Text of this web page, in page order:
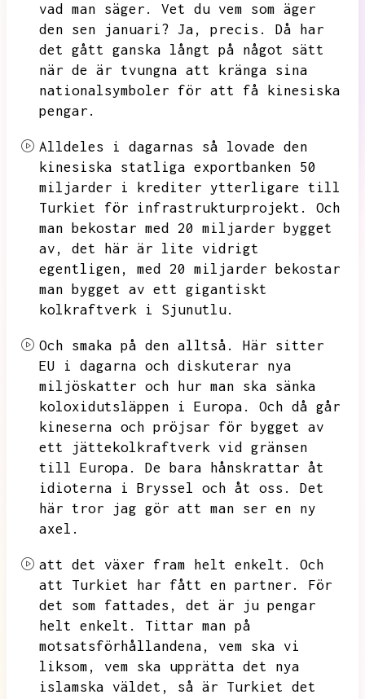
vad man säger.
Vet du vem som äger
den sen januari? Ja, precis.
Då har
det gått ganska långt på något sätt
när de är tvungna att kränga sina
nationalsymboler för att få kinesiska
pengar.
Alldeles i dagarnas så lovade den
kinesiska statliga exportbanken 50
miljarder i krediter ytterligare till
Turkiet för infrastrukturprojekt.
Och
man bekostar med 20 miljarder bygget
av,
det här är lite vidrigt
egentligen,
med 20 miljarder bekostar
man bygget av ett gigantiskt
kolkraftverk i Sjunutlu.
Och smaka på den alltså.
Här sitter
EU i dagarna och diskuterar nya
miljöskatter och hur man ska sänka
koloxidutsläppen i Europa.
Och då går
kineserna och pröjsar för bygget av
ett jättekolkraftverk vid gränsen
till Europa.
De bara hånskrattar åt
idioterna i Bryssel och åt oss.
Det
här tror jag gör att man ser en ny
axel.
att det växer fram helt enkelt.
Och
att Turkiet har fått en partner.
För
det som fattades,
det är ju pengar
helt enkelt.
Tittar man på
motsatsförhållandena,
vem ska vi
liksom,
vem ska upprätta det nya
islamska väldet,
så är Turkiet det